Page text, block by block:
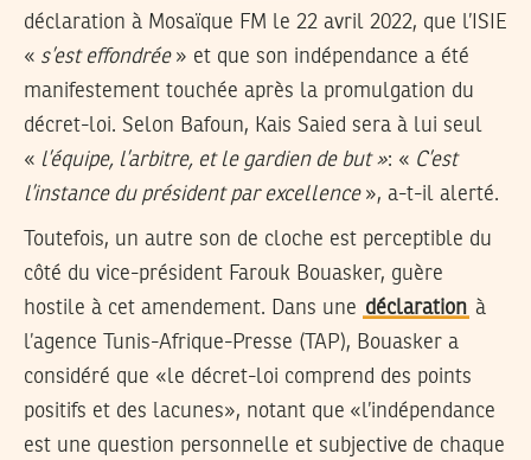
déclaration à Mosaïque FM le 22 avril 2022, que l’ISIE
« s’est effondrée» et que son indépendance a été
manifestement touchée après la promulgation du
décret-loi. Selon Bafoun, Kais Saied sera à lui seul
« l’équipe, l’arbitre, et le gardien de but »: « C’est
l’instance du président par excellence», a-t-il alerté.
Toutefois, un autre son de cloche est perceptible du
côté du vice-président Farouk Bouasker, guère
hostile à cet amendement. Dans une déclaration à
l’agence Tunis-Afrique-Presse (TAP), Bouasker a
considéré que «le décret-loi comprend des points
positifs et des lacunes», notant que «l’indépendance
est une question personnelle et subjective de chaque